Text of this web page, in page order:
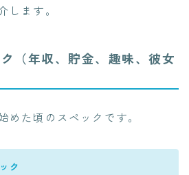
します。
（年収、貯金、趣味、彼女
めた頃のスペックです。
ク